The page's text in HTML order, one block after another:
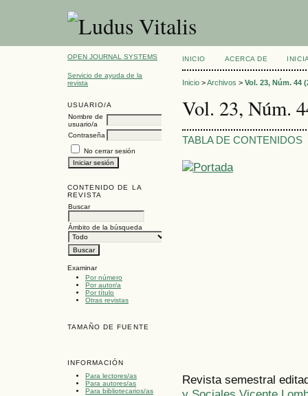
OPEN JOURNAL SYSTEMS
Servicio de ayuda de la
revista
USUARIO/A
Nombre de
usuario/a
Contraseña
No cerrar sesión
CONTENIDO DE LA
REVISTA
Buscar
Ámbito de la búsqueda
Examinar
Por número
Por autor/a
Por título
Otras revistas
TAMAÑO DE FUENTE
INFORMACIÓN
Para lectores/as
Para autores/as
Para bibliotecarios/as
INICIO ACERCA DE
Inicio>Archivos > Vol. 23, Núm. 44
Vol. 23, Núm.
TABLA DE CONTENIDOS
Revista semestral